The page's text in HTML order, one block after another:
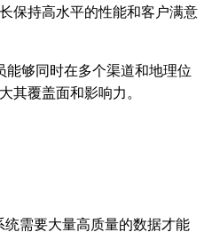
保持高水平的性能和客户满意
能够同时在多个渠道和地理位
其覆盖面和影响力。
需要大量高质量的数据才能